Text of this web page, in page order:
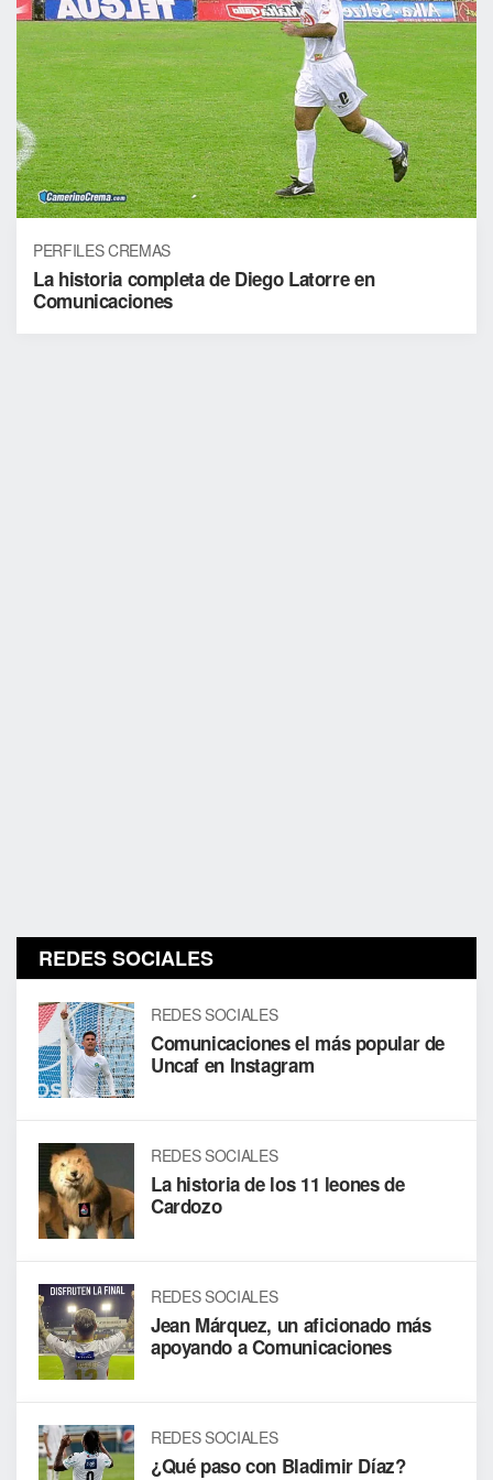
PERFILES CREMAS
La historia completa de Diego Latorre en
Comunicaciones
REDES SOCIALES
REDES SOCIALES
Comunicaciones el más popular de
Uncaf en Instagram
REDES SOCIALES
La historia de los 11 leones de
Cardozo
REDES SOCIALES
Jean Márquez, un aficionado más
apoyando a Comunicaciones
REDES SOCIALES
¿Qué paso con Bladimir Díaz?